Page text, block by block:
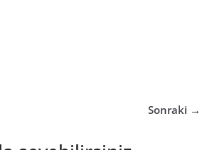
Sonraki →